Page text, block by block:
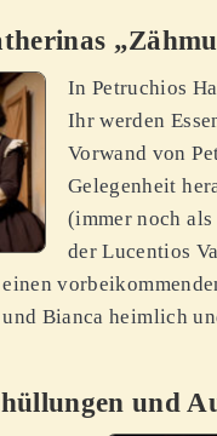
In Petruchios
Ihr werden
Vorwand von
Gelegenheit
(immer noch
der Lucentios
Bianca heimlich
und